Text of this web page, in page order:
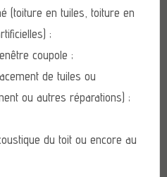
(toiture en tuiles, toiture en
;
coupole ;
de tuiles ou
ou autres réparations) ;
du toit ou encore au